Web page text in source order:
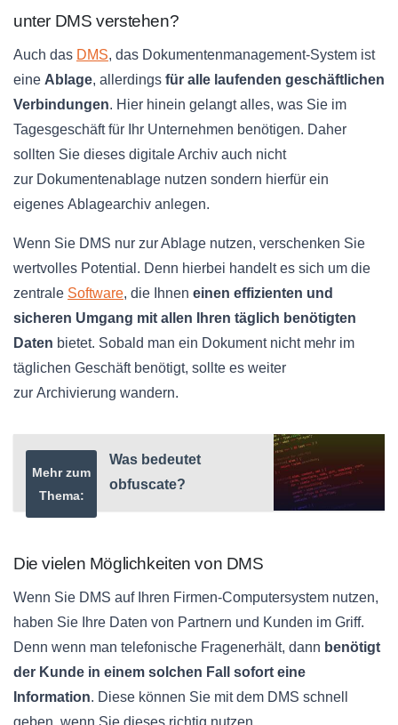
unter DMS verstehen?
Auch das DMS, das Dokumentenmanagement-System ist
eine Ablage, allerdings für alle laufenden geschäftlichen
Verbindungen. Hier hinein gelangt alles, was Sie im
Tagesgeschäft für Ihr Unternehmen benötigen. Daher
sollten Sie dieses digitale Archiv auch nicht
zur Dokumentenablage nutzen sondern hierfür ein
eigenes Ablagearchiv anlegen.
Wenn Sie DMS nur zur Ablage nutzen, verschenken Sie
wertvolles Potential. Denn hierbei handelt es sich um die
zentrale Software, die Ihnen einen effizienten und
sicheren Umgang mit allen Ihren täglich benötigten
Daten bietet. Sobald man ein Dokument nicht mehr im
täglichen Geschäft benötigt, sollte es weiter
zur Archivierung wandern.
Mehr zum
Thema:
Was bedeutet
obfuscate?
Die vielen Möglichkeiten von DMS
Wenn Sie DMS auf Ihren Firmen-Computersystem nutzen,
haben Sie Ihre Daten von Partnern und Kunden im Griff.
Denn wenn man telefonische Fragenerhält, dann benötigt
der Kunde in einem solchen Fall sofort eine
Information. Diese können Sie mit dem DMS schnell